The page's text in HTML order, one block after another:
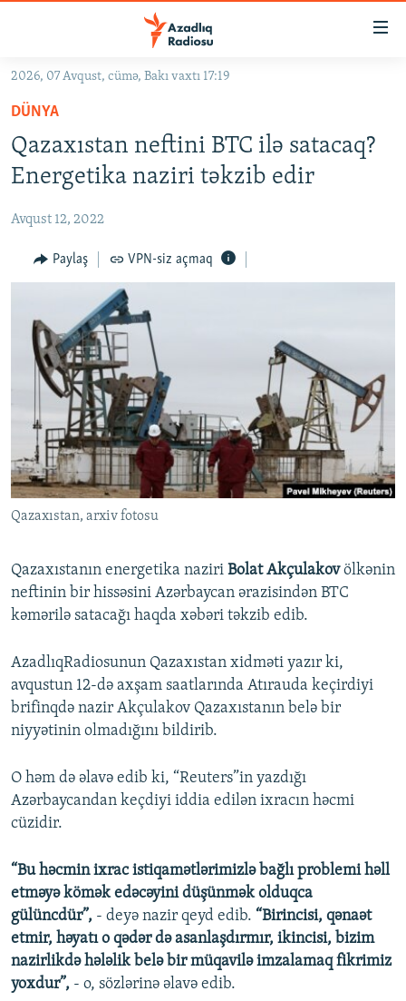
Əsas
qayıt
Əsas
naviqasiyaya
qayıt
KORRUPSIOMETR
#ƏSLINDƏ
FƏRQƏ BAX
QANUNI DOĞRU
MULTIMEDIA
VIDEO
FOTOQALEREYA
İNFOQRAFIKA
KARIKATURA
RADIO ARXIV
OXU ZALI
AZƏRBAYCAN ƏDƏBIYYATI KITABXANASI
İSLAM VƏ DEMOKRATIYA
İZ - MƏDƏNIYYƏT PROQRAMI
HAQQIMIZDA
MISSIYAMIZ
PEŞƏ ETIKASI VƏ JURNALISTIKA STANDARTLARIMIZ
MATERIALLARIMIZDAN ISTIFADƏ
AZADLIQRADIOSU MOBIL TELEFONUNUZDA
XƏBƏR BÜLLETENLƏRIMIZ
BIZI IZLƏ
RFE/RL-in bütün saytları
2026, 07 Avqust, cümə, Bakı vaxtı 17:19
DÜNYA
Qazaxıstan neftini BTC ilə satacaq?
Energetika naziri təkzib edir
Avqust 12, 2022
Paylaş VPN-siz açmaq
Qazaxıstan, arxiv fotosu
Qazaxıstanın energetika naziri Bolat Akçulakovölkənin
neftinin bir hissəsini Azərbaycan ərazisindən BTC
kəmərilə satacağı haqda xəbəri təkzib edib.
AzadlıqRadiosunun Qazaxıstan xidməti yazır ki,
avqustun 12-də axşam saatlarında Atırauda keçirdiyi
brifinqdə nazir Akçulakov Qazaxıstanın belə bir
niyyətinin olmadığını bildirib.
O həm də əlavə edib ki, “Reuters”in yazdığı
Azərbaycandan keçdiyi iddia edilən ixracın həcmi
cüzidir.
“Bu həcmin ixrac istiqamətlərimizlə bağlı problemi həll
etməyə kömək edəcəyini düşünmək olduqca
gülüncdür”, - deyə nazir qeyd edib. “Birincisi, qənaət
etmir, həyatı o qədər də asanlaşdırmır, ikincisi, bizim
nazirlikdə hələlik belə bir müqavilə imzalamaq fikrimiz
yoxdur”, - o, sözlərinə əlavə edib.